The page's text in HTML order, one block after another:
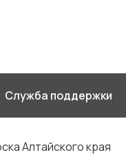
Служба поддержки
Алтайского края